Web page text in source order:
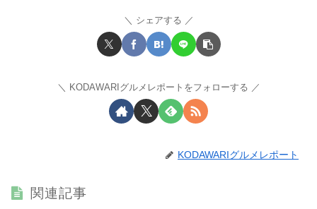
シェアする
KODAWARIグルメレポートをフォローする
KODAWARIグルメレポート
関連記事